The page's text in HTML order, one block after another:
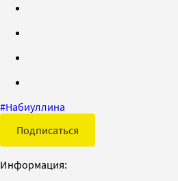
#Набиуллина
Подписаться
Информация: